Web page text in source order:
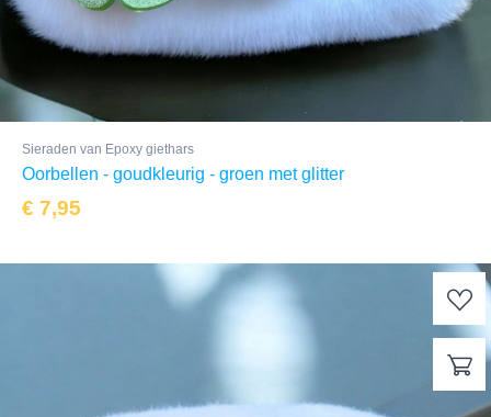
Sieraden van Epoxy giethars
Oorbellen - goudkleurig - groen met glitter
€ 7,95